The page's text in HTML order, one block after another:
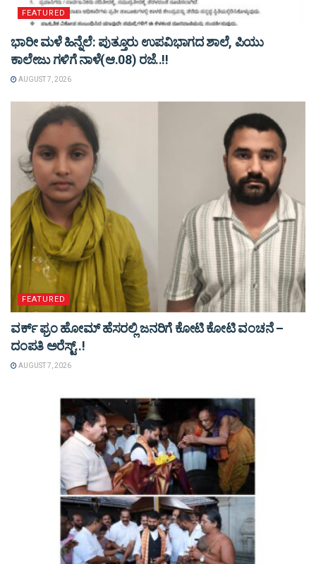
FEATURED
ಭಾರೀ ಮಳೆ ಹಿನ್ನೆಲೆ: ಪುತ್ತೂರು ಉಪವಿಭಾಗದ ಶಾಲೆ, ಪಿಯು
ಕಾಲೇಜು ಗಳಿಗೆ ನಾಳೆ(ಆ.08) ರಜೆ..!!
AUGUST 7, 2026
FEATURED
ವರ್ಕ್ ಫ್ರಂ ಹೋಮ್ ಹೆಸರಲ್ಲಿ ಜನರಿಗೆ ಕೋಟಿ ಕೋಟಿ ವಂಚನೆ –
ದಂಪತಿ ಅರೆಸ್ಟ್..!
AUGUST 7, 2026